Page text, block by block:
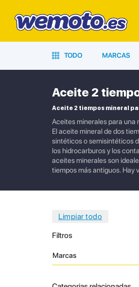
TODO MARCAS
Aceite 2
Aceite 2 tiempos mineral
Aceites minerales para
El aceite mineral de dos
sintéticos o semisintéticos
los hidrocarburos y los
aceites minerales son
tiempos más antiguos. Hay
Filtros
Marcas